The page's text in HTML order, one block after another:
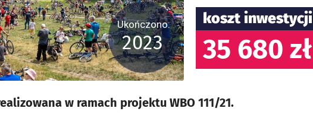
Ukończono:
2023
koszt inwestycji
35 680 zł
w ramach projektu WBO 111/21.